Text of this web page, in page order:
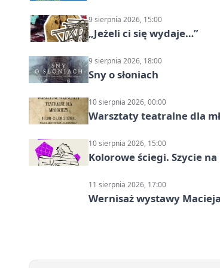
9 sierpnia 2026, 15:00
„Jeżeli ci się wydaje…”
9 sierpnia 2026, 18:00
Sny o słoniach
10 sierpnia 2026, 00:00
Warsztaty teatralne dla
10 sierpnia 2026, 15:00
Kolorowe ściegi. Szycie
11 sierpnia 2026, 17:00
Wernisaż wystawy